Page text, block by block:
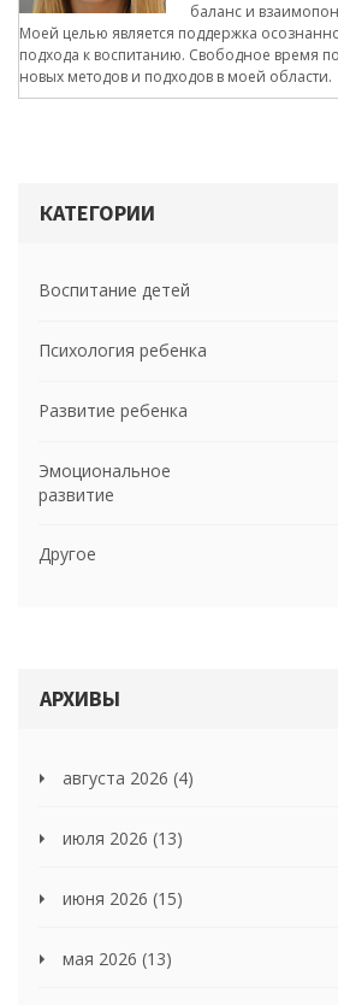
баланс и
Моей целью является поддержка
подхода к воспитанию. Свободное время
новых методов и подходов в моей области.
КАТЕГОРИИ
Воспитание детей
Психология ребенка
Развитие ребенка
Эмоциональное
развитие
Другое
АРХИВЫ
августа 2026 (4)
июля 2026 (13)
июня 2026 (15)
мая 2026 (13)